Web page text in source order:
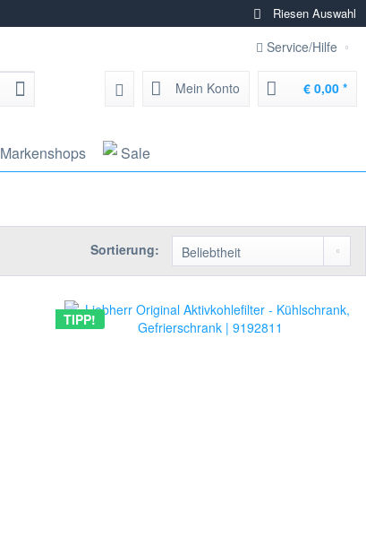
Riesen Auswahl
Service/Hilfe
Mein Konto € 0,00 *
Markenshops Sale
Sortierung:
TIPP!